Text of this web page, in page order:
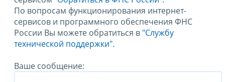
По вопросам функционирования интернет-
сервисов и программного обеспечения ФНС
России Вы можете обратиться в "Службу
технической поддержки".
Ваше сообщение: